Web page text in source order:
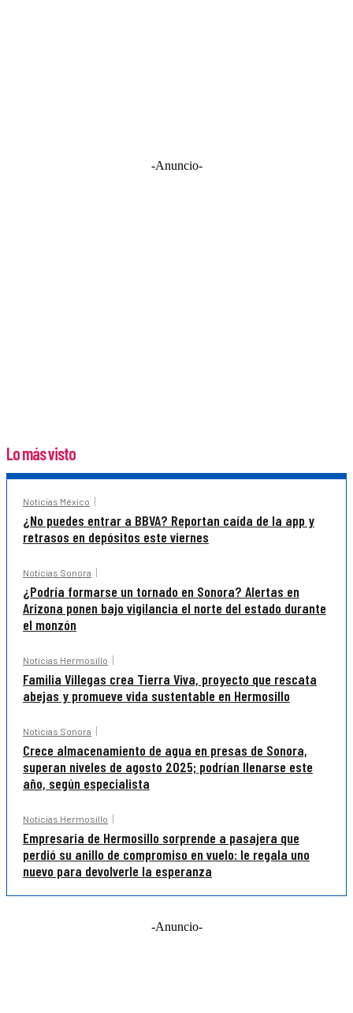
-Anuncio-
Lo más visto
Noticias México
¿No puedes entrar a BBVA? Reportan caída de la app y
retrasos en depósitos este viernes
Noticias Sonora
¿Podría formarse un tornado en Sonora? Alertas en
Arizona ponen bajo vigilancia el norte del estado durante
el monzón
Noticias Hermosillo
Familia Villegas crea Tierra Viva, proyecto que rescata
abejas y promueve vida sustentable en Hermosillo
Noticias Sonora
Crece almacenamiento de agua en presas de Sonora,
superan niveles de agosto 2025; podrían llenarse este
año, según especialista
Noticias Hermosillo
Empresaria de Hermosillo sorprende a pasajera que
perdió su anillo de compromiso en vuelo: le regala uno
nuevo para devolverle la esperanza
-Anuncio-